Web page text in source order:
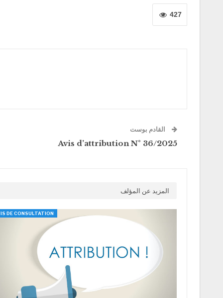
427
Avis d’attribution N° 36/2025
المزيد عن المؤلف
DE CONSULTATION